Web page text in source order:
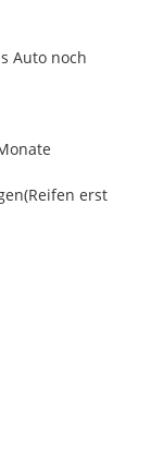
Auto noch
erst